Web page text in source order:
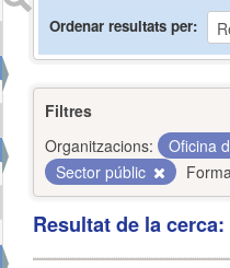
Ordenar resultats per
Filtres
Organitzacions:
Oficina
Sector públic
Resultat de la